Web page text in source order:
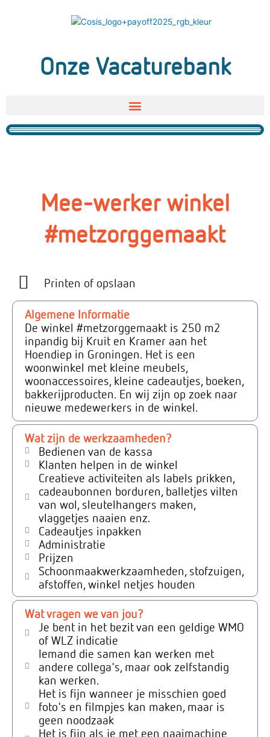
Onze Vacaturebank
Mee-werker winkel
#metzorggemaakt
Printen of opslaan
Algemene Informatie
De winkel #metzorggemaakt is 250 m2
inpandig bij Kruit en Kramer aan het
Hoendiep in Groningen. Het is een
woonwinkel met kleine meubels,
woonaccessoires, kleine cadeautjes, boeken,
bakkerijproducten. En wij zijn op zoek naar
nieuwe medewerkers in de winkel.
Wat zijn de werkzaamheden?
Bedienen van de kassa
Klanten helpen in de winkel
Creatieve activiteiten als labels prikken,
cadeaubonnen borduren, balletjes vilten
van wol, sleutelhangers maken,
vlaggetjes naaien enz.
Cadeautjes inpakken
Administratie
Prijzen
Schoonmaakwerkzaamheden, stofzuigen,
afstoffen, winkel netjes houden
Wat vragen we van jou?
Je bent in het bezit van een geldige WMO
of WLZ indicatie
Iemand die samen kan werken met
andere collega's, maar ook zelfstandig
kan werken.
Het is fijn wanneer je misschien goed
foto's en filmpjes kan maken, maar is
geen noodzaak
Het is fijn als je met een naaimachine